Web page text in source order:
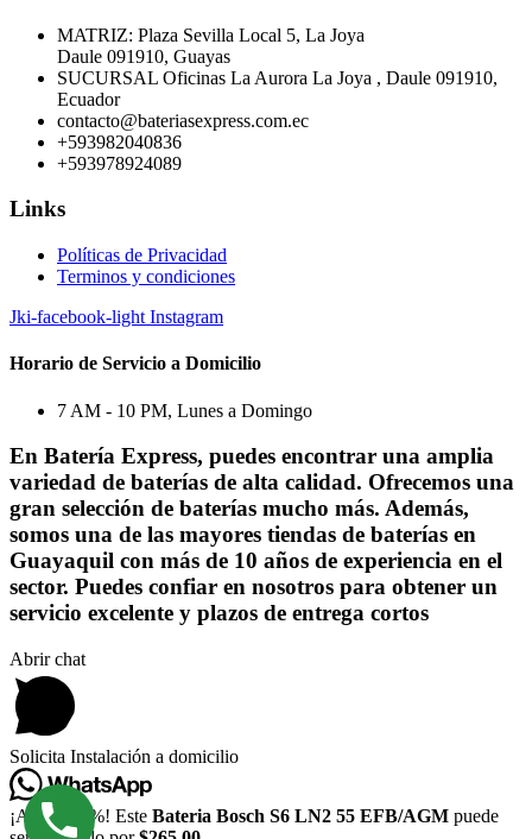
MATRIZ: Plaza Sevilla Local 5, La Joya
Daule 091910, Guayas
SUCURSAL Oficinas La Aurora La Joya , Daule 091910,
Ecuador
contacto@bateriasexpress.com.ec
+593982040836
+593978924089
Links
Políticas de Privacidad
Terminos y condiciones
Jki-facebook-light Instagram
Horario de Servicio a Domicilio
7 AM - 10 PM, Lunes a Domingo
En Batería Express, puedes encontrar una amplia
variedad de baterías de alta calidad. Ofrecemos una
gran selección de baterías mucho más. Además,
somos una de las mayores tiendas de baterías en
Guayaquil con más de 10 años de experiencia en el
sector. Puedes confiar en nosotros para obtener un
servicio excelente y plazos de entrega cortos
Abrir chat
Solicita Instalación a domicilio
¡Ahorra -9%! Este Bateria Bosch S6 LN2 55 EFB/AGM puede